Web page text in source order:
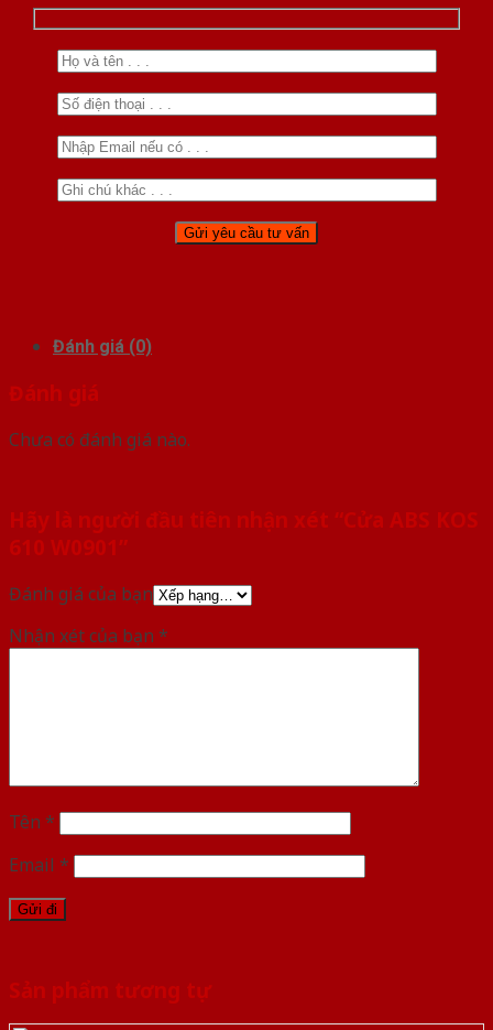
Đánh giá (0)
Đánh giá
Chưa có đánh giá nào.
Hãy là người đầu tiên nhận xét “Cửa ABS KOS
610 W0901”
Đánh giá của bạn
Nhận xét của bạn *
Tên *
Email *
Sản phẩm tương tự